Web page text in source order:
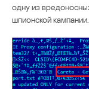
одну из
шпионской кампании.